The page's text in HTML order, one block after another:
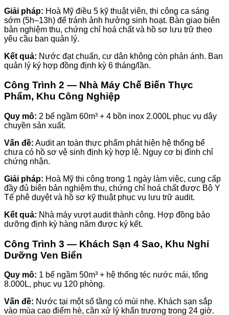
Giải pháp: Hoà Mỹ điều 5 kỹ thuật viên, thi công ca sáng
sớm (5h–13h) để tránh ảnh hưởng sinh hoạt. Bàn giao biên
bản nghiệm thu, chứng chỉ hoá chất và hồ sơ lưu trữ theo
yêu cầu ban quản lý.
Kết quả: Nước đạt chuẩn, cư dân không còn phản ánh. Ban
quản lý ký hợp đồng định kỳ 6 tháng/lần.
Công Trình 2 — Nhà Máy Chế Biến Thực
Phẩm, Khu Công Nghiệp
Quy mô: 2 bể ngầm 60m³ + 4 bồn inox 2.000L phục vụ dây
chuyền sản xuất.
Vấn đề: Audit an toàn thực phẩm phát hiện hệ thống bể
chưa có hồ sơ vệ sinh định kỳ hợp lệ. Nguy cơ bị đình chỉ
chứng nhận.
Giải pháp: Hoà Mỹ thi công trong 1 ngày làm việc, cung cấp
đầy đủ biên bản nghiệm thu, chứng chỉ hoá chất được Bộ Y
Tế phê duyệt và hồ sơ kỹ thuật phục vụ lưu trữ audit.
Kết quả: Nhà máy vượt audit thành công. Hợp đồng bảo
dưỡng định kỳ hàng năm được ký kết.
Công Trình 3 — Khách Sạn 4 Sao, Khu Nghỉ
Dưỡng Ven Biển
Quy mô: 1 bể ngầm 50m³ + hệ thống téc nước mái, tổng
8.000L, phục vụ 120 phòng.
Vấn đề: Nước tại một số tầng có mùi nhẹ. Khách sạn sắp
vào mùa cao điểm hè, cần xử lý khẩn trương trong 24 giờ.